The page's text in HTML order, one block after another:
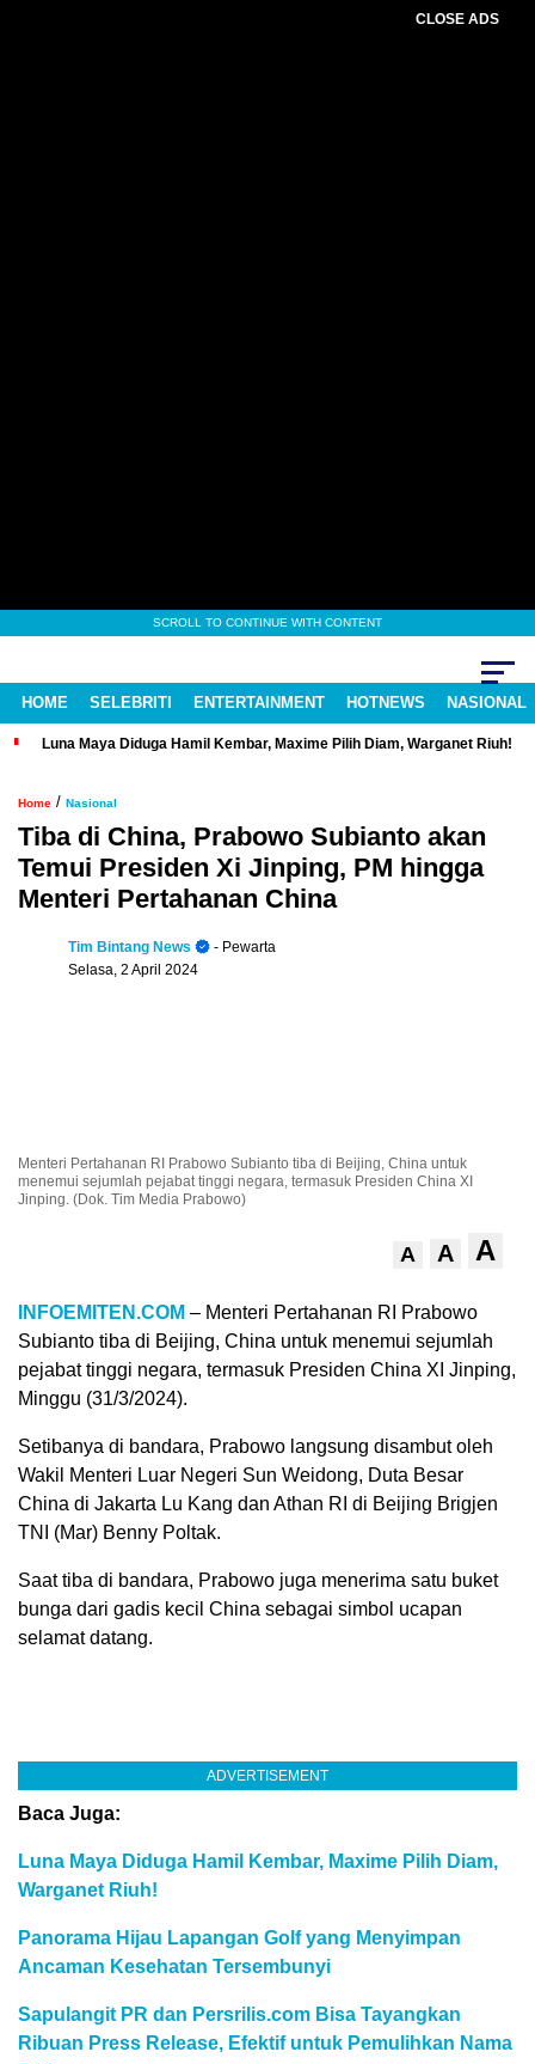
CLOSE ADS
SCROLL TO CONTINUE WITH CONTENT
HOME SELEBRITI ENTERTAINMENT HOTNEWS NASIONAL
Luna Maya Diduga Hamil Kembar, Maxime Pilih Diam, Warganet Riuh!
Home / Nasional
Tiba di China, Prabowo Subianto akan
Temui Presiden Xi Jinping, PM hingga
Menteri Pertahanan China
Tim Bintang News
- Pewarta
Selasa, 2 April 2024
Menteri Pertahanan RI Prabowo Subianto tiba di Beijing, China untuk
menemui sejumlah pejabat tinggi negara, termasuk Presiden China XI
Jinping. (Dok. Tim Media Prabowo)
A A A
INFOEMITEN.COM – Menteri Pertahanan RI Prabowo
Subianto tiba di Beijing, China untuk menemui sejumlah
pejabat tinggi negara, termasuk Presiden China XI Jinping,
Minggu (31/3/2024).
Setibanya di bandara, Prabowo langsung disambut oleh
Wakil Menteri Luar Negeri Sun Weidong, Duta Besar
China di Jakarta Lu Kang dan Athan RI di Beijing Brigjen
TNI (Mar) Benny Poltak.
Saat tiba di bandara, Prabowo juga menerima satu buket
bunga dari gadis kecil China sebagai simbol ucapan
selamat datang.
ADVERTISEMENT
Baca Juga:
Luna Maya Diduga Hamil Kembar, Maxime Pilih Diam,
Warganet Riuh!
Panorama Hijau Lapangan Golf yang Menyimpan
Ancaman Kesehatan Tersembunyi
Sapulangit PR dan Persrilis.com Bisa Tayangkan
Ribuan Press Release, Efektif untuk Pemulihkan Nama